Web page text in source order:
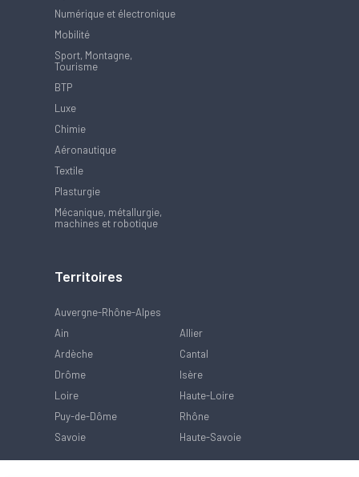
Numérique et électronique
Mobilité
Sport, Montagne,
Tourisme
BTP
Luxe
Chimie
Aéronautique
Textile
Plasturgie
Mécanique, métallurgie,
machines et robotique
Territoires
Auvergne-Rhône-Alpes
Ain
Allier
Ardèche
Cantal
Drôme
Isère
Loire
Haute-Loire
Puy-de-Dôme
Rhône
Savoie
Haute-Savoie